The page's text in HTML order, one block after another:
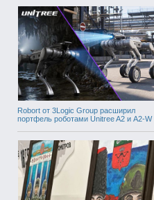
Robort от 3Logic Group расширил
портфель роботами Unitree A2 и A2-W